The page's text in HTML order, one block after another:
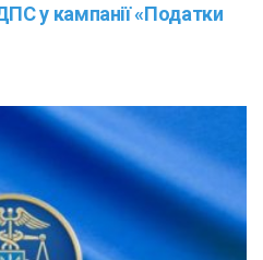
у кампанії «Податки